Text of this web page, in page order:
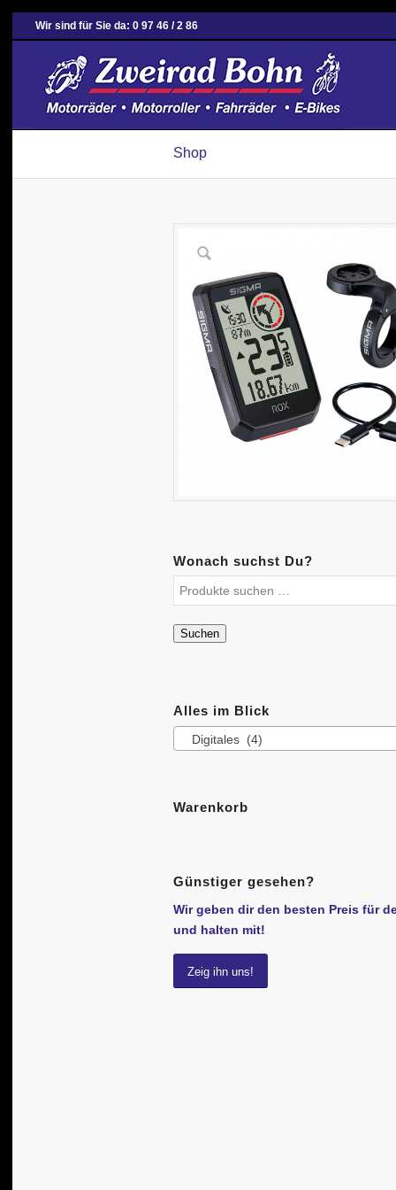
Wir sind für Sie da: 0 97 46 / 2 86
Shop
Wonach suchst Du?
Suchen
Alles im Blick
Digitales (4)
Warenkorb
Günstiger gesehen?
Wir geben dir den besten Preis für
und halten mit!
Zeig ihn uns!